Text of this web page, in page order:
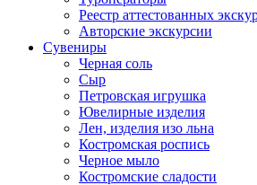
Реестр аттестованных
Авторские экскурсии
Сувениры
Черная соль
Сыр
Петровская игрушка
Ювелирные изделия
Лен, изделия изо льна
Костромская роспись
Черное мыло
Костромские сладости